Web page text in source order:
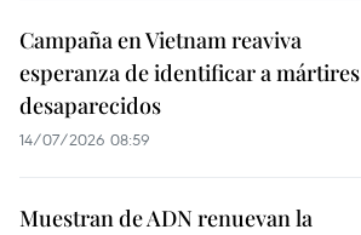
Campaña en Vietnam reaviva
esperanza de identificar a mártires
desaparecidos
14/07/2026 08:59
Muestran de ADN renuevan la